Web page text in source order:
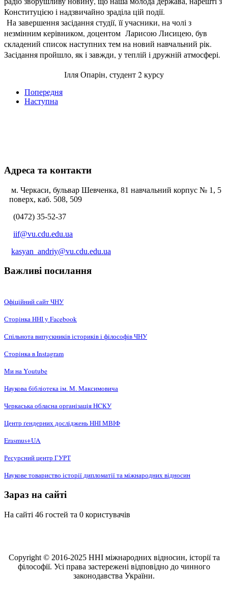
Конституцією і надзвичайно зраділа цій події.
На завершення засідання студії, її учасники, на чолі з
незмінним керівником, доцентом Ларисою Лисицею, був
складений список наступних тем на новий навчальний рік.
Засідання пройшло, як і завжди, у теплій і дружній атмосфері.
Ілля Опарін, студент 2 курсу
Попередня
Наступна
Адреса та контакти
м. Черкаси, бульвар Шевченка, 81 навчальний корпус № 1, 5
поверх, каб. 508, 509
(0472) 35-52-37
iif@vu.cdu.edu.ua
kasyan_andriy@vu.cdu.edu.ua
Важливі посилання
Офіційний сайт ЧНУ
Сторінка ННІ у Facebook
Спільнота випускників істориків і філософів ЧНУ
Сторінка в Instagram
Ми на Youtube
Наукова бібліотека ім. М. Максимовича
Черкаська обласна організація НCКУ
Центр ґендерних досліджень ННІ МВІФ
Erasmus+UA
Ресурсний центр ГУРТ
Наукове товариство історії дипломатії та міжнародних відносин
Зараз на сайті
На сайті 46 гостей та 0 користувачів
Copyright © 2016-2025 ННІ міжнародних відносин, історії та
філософії. Усі права застережені відповідно до чинного
законодавства України.